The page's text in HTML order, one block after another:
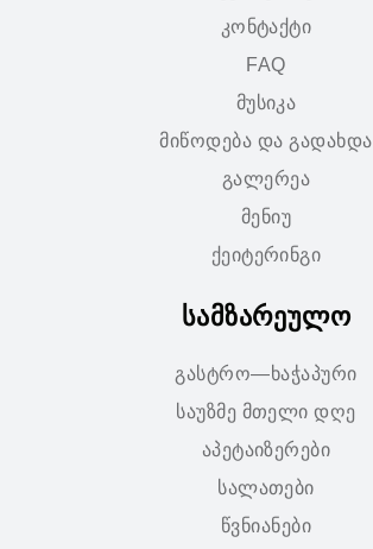
კონტაქტი
FAQ
მუსიკა
მიწოდება და გადახდა
გალერეა
მენიუ
ქეიტერინგი
სამზარეულო
გასტრო—ხაჭაპური
საუზმე მთელი დღე
აპეტაიზერები
სალათები
წვნიანები